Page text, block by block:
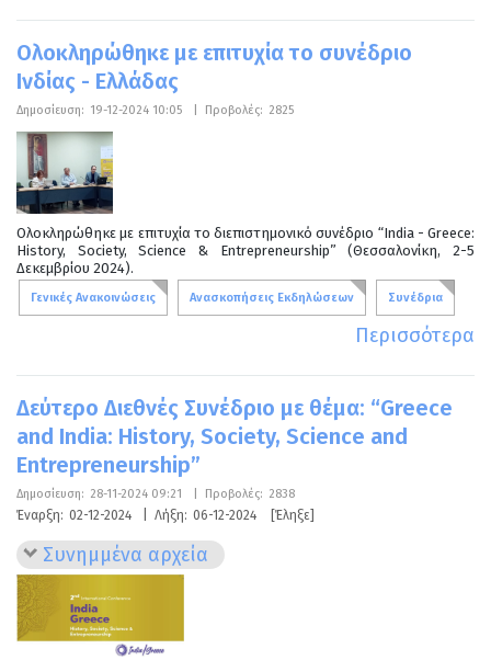
Ολοκληρώθηκε με επιτυχία το συνέδριο
Ινδίας - Ελλάδας
Δημοσίευση: 19-12-2024 10:05 Προβολές: 2825
Ολοκληρώθηκε με επιτυχία το διεπιστημονικό συνέδριο “India - Greece:
History, Society, Science & Entrepreneurship” (Θεσσαλονίκη, 2-5
Δεκεμβρίου 2024).
Γενικές Ανακοινώσεις Ανασκοπήσεις Εκδηλώσεων Συνέδρια
Περισσότερα
Δεύτερο Διεθνές Συνέδριο με θέμα: “Greece
and India: History, Society, Science and
Entrepreneurship”
Δημοσίευση: 28-11-2024 09:21 Προβολές: 2838
Έναρξη: 02-12-2024 Λήξη: 06-12-2024 [Έληξε]
Συνημμένα αρχεία